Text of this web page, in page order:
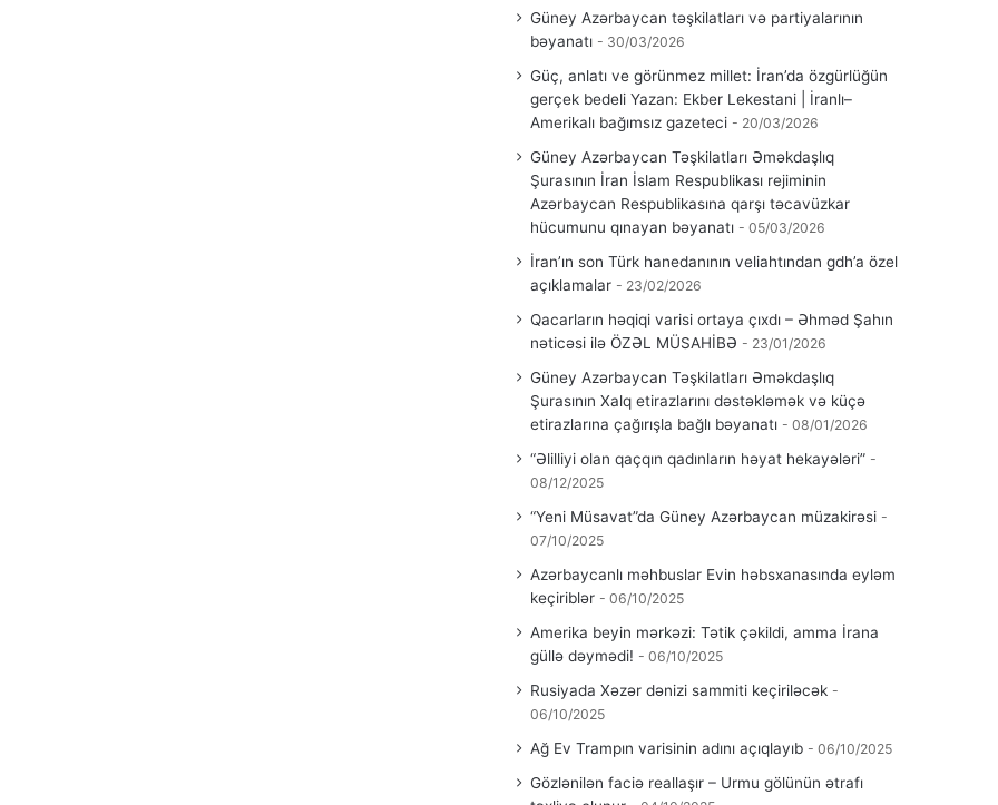
Güney Azərbaycan təşkilatları və partiyalarının
bəyanatı
30/03/2026
Güç, anlatı ve görünmez millet: İran’da özgürlüğün
gerçek bedeli Yazan: Ekber Lekestani | İranlı–
Amerikalı bağımsız gazeteci
20/03/2026
Güney Azərbaycan Təşkilatları Əməkdaşlıq
Şurasının İran İslam Respublikası rejiminin
Azərbaycan Respublikasına qarşı təcavüzkar
hücumunu qınayan bəyanatı
05/03/2026
İran’ın son Türk hanedanının veliahtından gdh’a özel
açıklamalar
23/02/2026
Qacarların həqiqi varisi ortaya çıxdı – Əhməd Şahın
nəticəsi ilə ÖZƏL MÜSAHİBƏ
23/01/2026
Güney Azərbaycan Təşkilatları Əməkdaşlıq
Şurasının Xalq etirazlarını dəstəkləmək və küçə
etirazlarına çağırışla bağlı bəyanatı
08/01/2026
“Əlilliyi olan qaçqın qadınların həyat hekayələri”
08/12/2025
“Yeni Müsavat”da Güney Azərbaycan müzakirəsi
07/10/2025
Azərbaycanlı məhbuslar Evin həbsxanasında eyləm
keçiriblər
06/10/2025
Amerika beyin mərkəzi: Tətik çəkildi, amma İrana
güllə dəymədi!
06/10/2025
Rusiyada Xəzər dənizi sammiti keçiriləcək
06/10/2025
Ağ Ev Trampın varisinin adını açıqlayıb 06/10/2025
Gözlənilən faciə reallaşır – Urmu gölünün ətrafı